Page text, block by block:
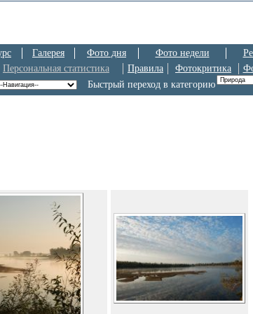
Галерея Фото дня Фото недели
Персональная статистика Правила Фотокритика
Быстрый переход в категорию